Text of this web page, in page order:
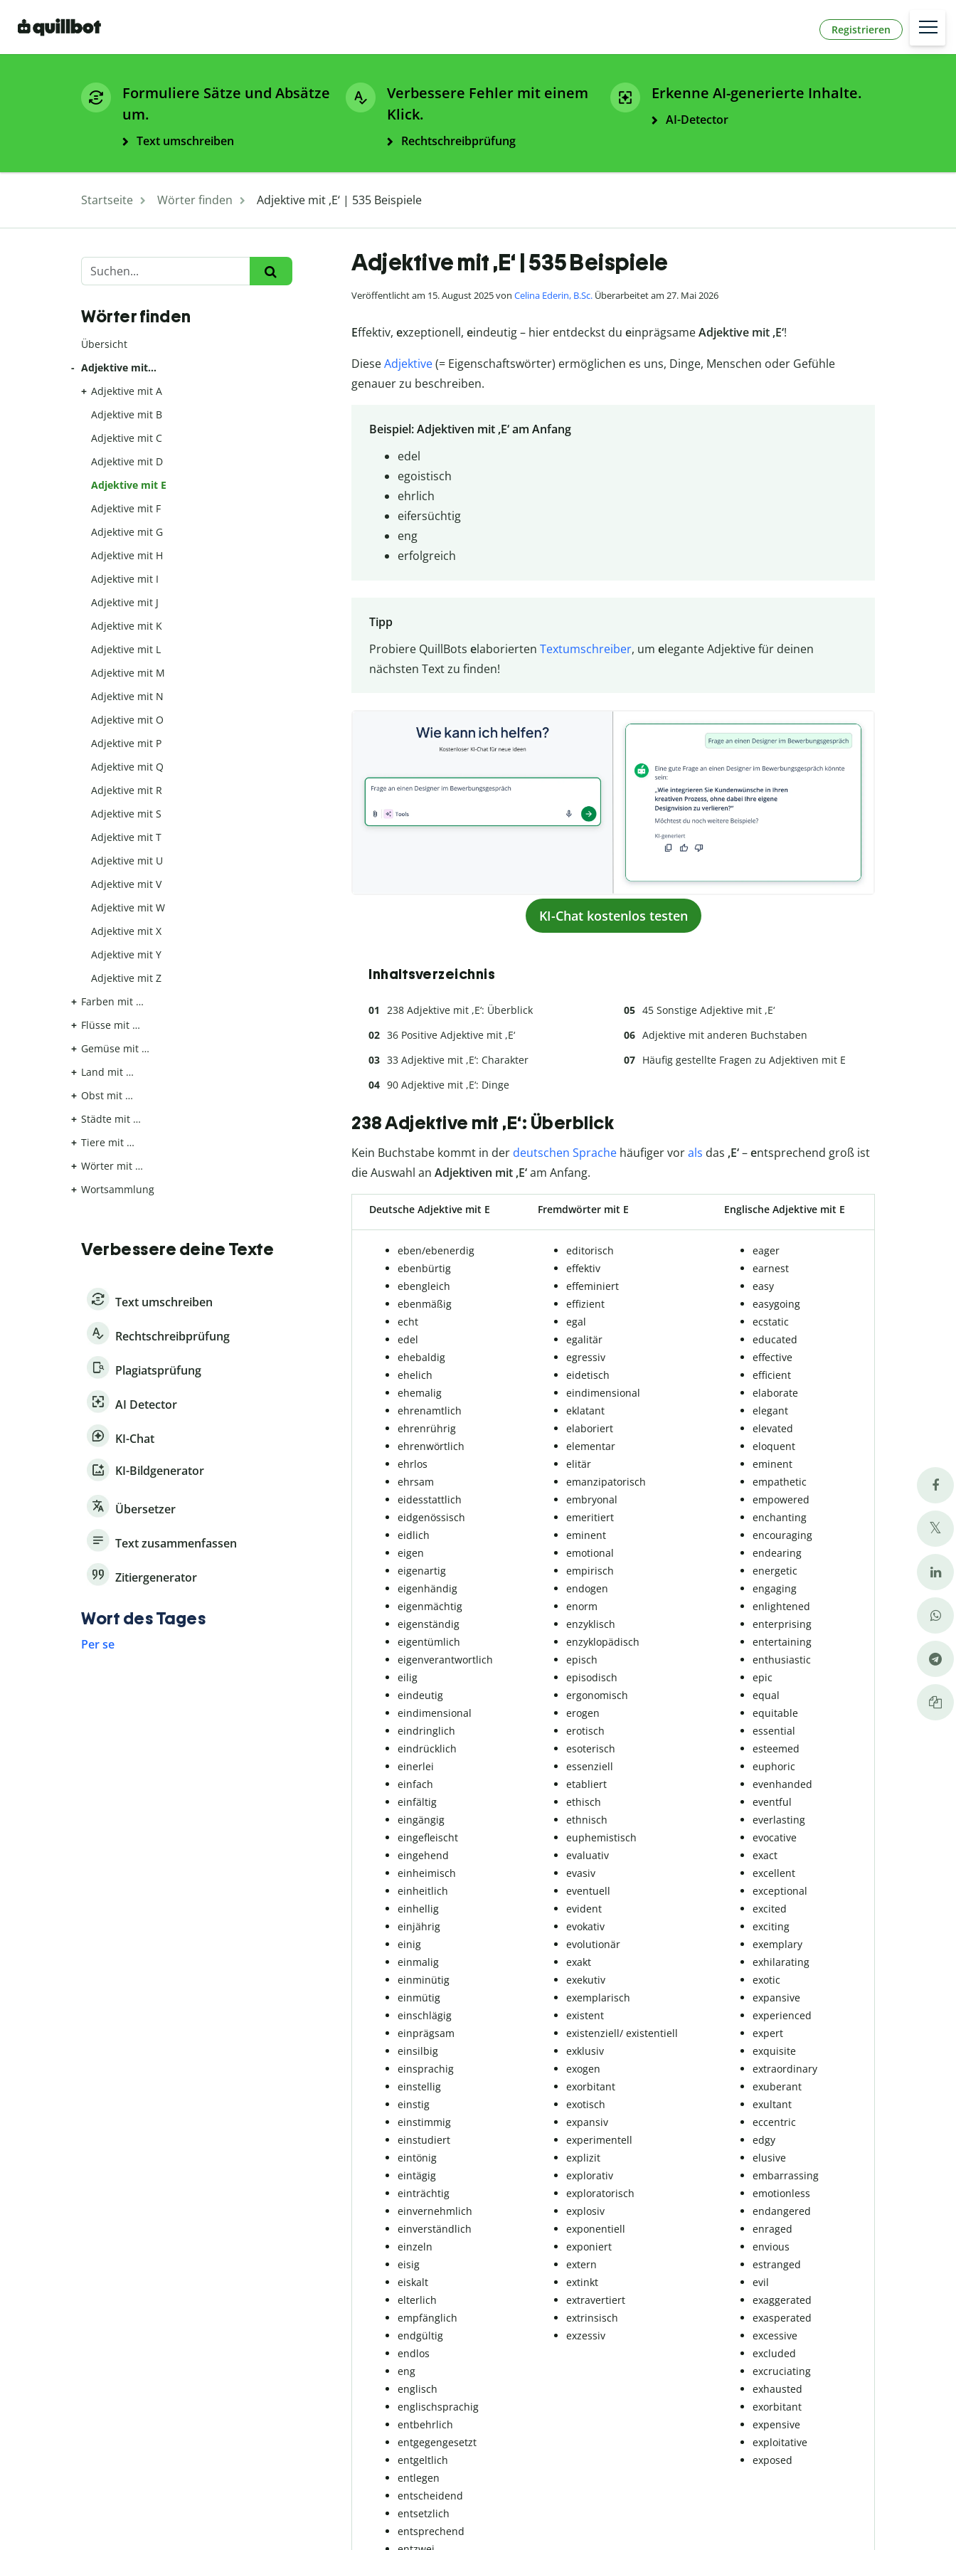
Registrieren
Formuliere Sätze und Absätze
um.
Text umschreiben
Verbessere Fehler mit einem
Klick.
Rechtschreibprüfung
Erkenne AI-generierte Inhalte.
AI-Detector
Startseite Wörter finden Adjektive mit ,E‘ | 535 Beispiele
Adjektive mit ,E‘ | 535 Beispiele
Veröffentlicht am 15. August 2025 von Celina Ederin, B.Sc. Überarbeitet am 27. Mai 2026
Effektiv, ex­zep­ti­o­nell, eindeutig – hier entdeckst du einprägsameAdjektive mit ,E‘!
DieseAdjektive(= Eigenschaftswörter) ermöglichen es uns, Dinge, Menschen oder Gefühle
genauer zu beschreiben.
Beispiel:Adjektiven mit ,E‘am Anfang
edel
egoistisch
ehrlich
eifersüchtig
eng
erfolgreich
Tipp
Probiere QuillBots elaborierten Textumschreiber, um elegante Adjektive für deinen
nächsten Text zu finden!
KI-Chat kostenlos testen
Inhaltsverzeichnis
238 Adjektive mit ,E‘: Überblick
36 Positive Adjektive mit ,E‘
33 Adjektive mit ,E‘: Charakter
90 Adjektive mit ,E‘: Dinge
45 Sonstige Adjektive mit ,E‘
Adjektive mit anderen Buchstaben
Häufig gestellte Fragen zu Adjektiven mit E
238 Adjektive mit ,E‘: Überblick
Kein Buchstabe kommt in der deutschen Sprache häufiger vorals das ,E‘–entsprechend groß ist
die Auswahl an Adjektiven mit ,E‘am Anfang.
Deutsche Adjektive mit E Fremdwörter mit E Englische Adjektive mit E
eben/ebenerdig
ebenbürtig
ebengleich
ebenmäßig
echt
edel
ehe­bal­dig
ehelich
ehe­ma­lig
eh­ren­amt­lich
ehrenrührig
ehrenwörtlich
ehrlos
ehrsam
ei­des­statt­lich
eid­ge­nös­sisch
eid­lich
eigen
eigenartig
ei­gen­hän­dig
eigenmächtig
eigenständig
eigentümlich
ei­gen­ver­ant­wort­lich
eilig
eindeutig
eindimensional
eindringlich
ein­drück­lich
einerlei
einfach
einfältig
ein­gän­gig
eingefleischt
eingehend
einheimisch
einheitlich
einhellig
einjährig
einig
einmalig
einminütig
einmütig
einschlägig
ein­präg­sam
einsilbig
einsprachig
einstellig
einstig
einstimmig
ein­stu­diert
eintönig
eintägig
einträchtig
einvernehmlich
ein­ver­ständ­lich
einzeln
eisig
eiskalt
el­ter­lich
empfänglich
endgültig
endlos
eng
eng­lisch
eng­lisch­spra­chig
entbehrlich
ent­ge­gen­ge­setzt
ent­gelt­lich
entlegen
entscheidend
entsetzlich
entsprechend
editorisch
effektiv
ef­fe­mi­niert
effizient
egal
egalitär
egressiv
ei­de­tisch
ein­di­men­si­o­nal
eklatant
ela­bo­riert
elementar
elitär
eman­zi­pa­to­risch
em­b­ry­o­nal
emeritiert
eminent
emotional
empirisch
endogen
enorm
en­zy­k­lisch
enzyklopädisch
episch
episodisch
ergonomisch
erogen
erotisch
eso­te­risch
essenziell
etabliert
ethisch
ethnisch
euphemistisch
evaluativ
evasiv
eventuell
evident
evo­ka­tiv
evolutionär
exakt
ex­e­ku­tiv
exemplarisch
exis­tent
existenziell/ exis­ten­ti­ell
exklusiv
exogen
exorbitant
exotisch
ex­pan­siv
ex­pe­ri­men­tell
explizit
explorativ
ex­plo­ra­to­risch
ex­plo­siv
exponentiell
ex­po­niert
extern
extinkt
extravertiert
extrinsisch
exzessiv
eager
earnest
easy
easygoing
ecstatic
educated
effective
efficient
elaborate
elegant
elevated
eloquent
eminent
empathetic
empowered
enchanting
encouraging
endearing
energetic
engaging
enlightened
enterprising
entertaining
enthusiastic
epic
equal
equitable
essential
esteemed
euphoric
evenhanded
eventful
everlasting
evocative
exact
excellent
exceptional
excited
exciting
exemplary
exhilarating
exotic
expansive
experienced
expert
exquisite
extraordinary
exuberant
exultant
eccentric
edgy
elusive
embarrassing
emotionless
endangered
enraged
envious
estranged
evil
exaggerated
exasperated
excessive
excluded
excruciating
exhausted
exorbitant
expensive
exploitative
exposed
Wörter finden
Übersicht
Adjektive mit…
Adjektive mit A
Adjektive mit B
Adjektive mit C
Adjektive mit D
Adjektive mit E
Adjektive mit F
Adjektive mit G
Adjektive mit H
Adjektive mit I
Adjektive mit J
Adjektive mit K
Adjektive mit L
Adjektive mit M
Adjektive mit N
Adjektive mit O
Adjektive mit P
Adjektive mit Q
Adjektive mit R
Adjektive mit S
Adjektive mit T
Adjektive mit U
Adjektive mit V
Adjektive mit W
Adjektive mit X
Adjektive mit Y
Adjektive mit Z
Farben mit …
Flüsse mit …
Gemüse mit …
Land mit …
Obst mit …
Städte mit …
Tiere mit …
Wörter mit …
Wortsammlung
Verbessere deine Texte
Text umschreiben
Rechtschreibprüfung
Plagiatsprüfung
AI Detector
KI-Chat
KI-Bildgenerator
Übersetzer
Text zusammenfassen
Zitiergenerator
Wort des Tages
Per se